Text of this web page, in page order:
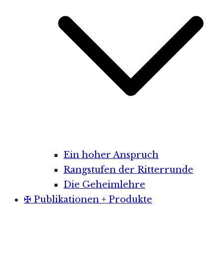
Ein hoher Anspruch
Rangstufen der Ritterrunde
Die Geheimlehre
✠ Publikationen + Produkte